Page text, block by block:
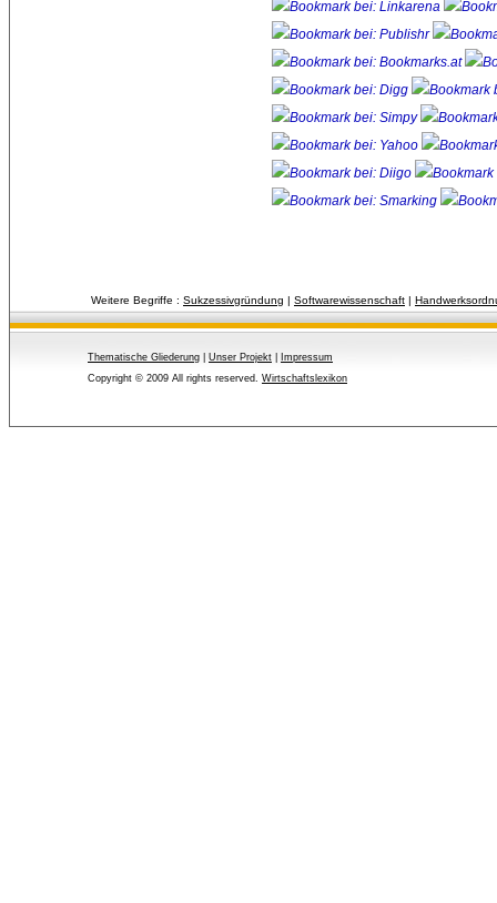
Weitere Begriffe : Sukzessivgründung | Softwarewissenschaft |
Thematische Gliederung Unser Projekt
Impressum
Copyright © 2009 All rights reserved. Wirtschaftslexikon